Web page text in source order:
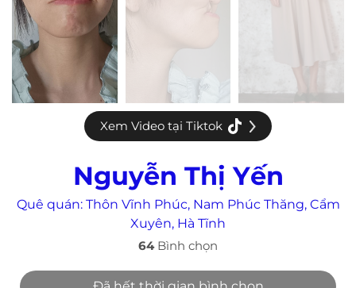
Xem Video tại Tiktok
Nguyễn Thị Yến
Quê quán: Thôn Vĩnh Phúc, Nam Phúc Thăng, Cẩm
Xuyên, Hà Tĩnh
64Bình chọn